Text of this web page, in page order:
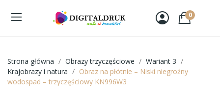
0
Strona główna Obrazy trzyczęściowe
Wariant 3
Krajobrazy i natura
Obraz na płótnie – Niski niegroźny
wodospad – trzyczęściowy KN996W3